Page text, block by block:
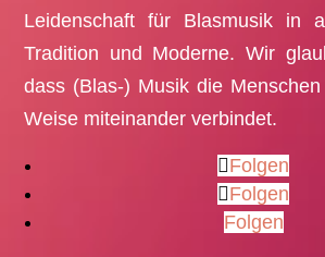
Leidenschaft für Blasmusik in
Tradition und Moderne. Wir
dass (Blas-) Musik die
Weise miteinander verbindet.
Folgen
Folgen
Folgen